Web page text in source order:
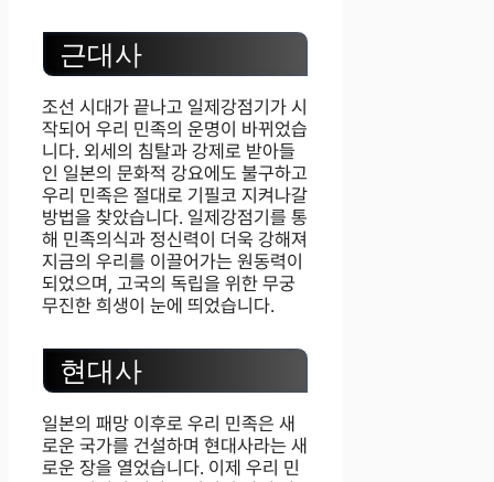
근대사
조선 시대가 끝나고 일제강점기가 시
작되어 우리 민족의 운명이 바뀌었습
니다. 외세의 침탈과 강제로 받아들
인 일본의 문화적 강요에도 불구하고
우리 민족은 절대로 기필코 지켜나갈
방법을 찾았습니다. 일제강점기를 통
해 민족의식과 정신력이 더욱 강해져
지금의 우리를 이끌어가는 원동력이
되었으며, 고국의 독립을 위한 무궁
무진한 희생이 눈에 띄었습니다.
현대사
일본의 패망 이후로 우리 민족은 새
로운 국가를 건설하며 현대사라는 새
로운 장을 열었습니다. 이제 우리 민